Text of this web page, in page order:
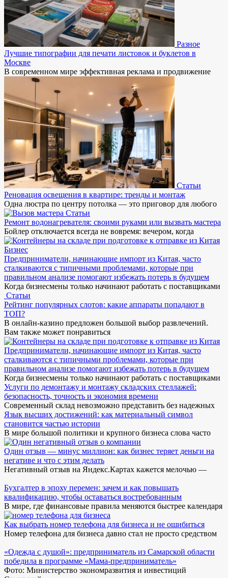
Разное
Лучшие типографии для печати листовок и буклетов в
Москве
В современном мире эффективная реклама и продвижение
Статьи
Реновация освещения в квартире: тренды и монтаж
Одна люстра по центру потолка — это приговор для любого
Статьи
Ремонт водонагревателя: своими руками или вызвать мастера
Бойлер отключается всегда не вовремя: вечером, когда
Бизнес
Предприниматели, начинающие импорт из Китая, часто
сталкиваются с типичными проблемами, которые при
правильном анализе помогают избежать потерь в будущем
Когда бизнесмены только начинают работать с поставщиками
Статьи
Рейтинг популярных слотов: какие аппараты попадают в
ТОП?
В онлайн-казино предложен большой выбор развлечений.
Вам также может понравиться
Предприниматели, начинающие импорт из Китая, часто
сталкиваются с типичными проблемами, которые при
правильном анализе помогают избежать потерь в будущем
Когда бизнесмены только начинают работать с поставщиками
Услуги по демонтажу и монтажу складских стеллажей:
безопасность, точность и экономия времени
Современный склад невозможно представить без надежных
Язык высших достижений: как материальный символ
становится частью истории
В мире большой политики и крупного бизнеса слова часто
Один отзыв — минус миллион: как бизнес теряет деньги на
негативе и что с этим делать
Негативный отзыв на Яндекс.Картах кажется мелочью —
Бухгалтер в эпоху перемен: зачем и как повышать
квалификацию, чтобы оставаться востребованным
В мире, где финансовые правила меняются быстрее календаря
Как выбрать номер телефона для бизнеса и не ошибиться
Номер телефона для бизнеса давно стал не просто средством
«Одежда с душой»: предприниматель из Самарской области
победила в программе «Мама-предприниматель»
Фото: Министерство экономразвития и инвестиций